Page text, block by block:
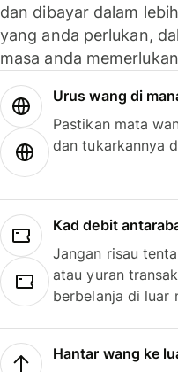
dan dibayar dalam
yang anda perlukan,
masa anda
Urus wang di
Pastikan mata
dan tukarkannya
Kad debit
Jangan risau
atau yuran
berbelanja di luar
Hantar wang ke